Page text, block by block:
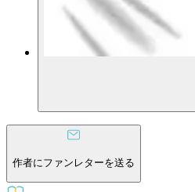
作者にファンレターを送る